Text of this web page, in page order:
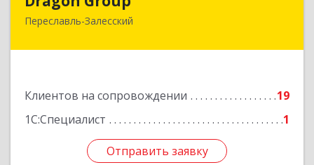
Переславль-Залесский
Клиентов на сопровождении
19
1С:Специалист
1
Отправить заявку
152020, Ярославская обл, Переславль-
Отправить заявку